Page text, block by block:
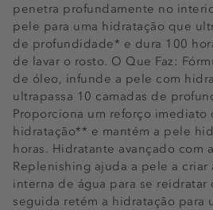
penetra profundamente no
pele para uma hidratação que
de profundidade* e dura 100
de lavar o rosto. O Que Faz:
de óleo, infunde a pele com
ultrapassa 10 camadas de
Proporciona um reforço imediato
hidratação** e mantém a pele
horas. Hidratante avançado com
Replenishing ajuda a pele a criar
interna de água para se
seguida retém a hidratação para